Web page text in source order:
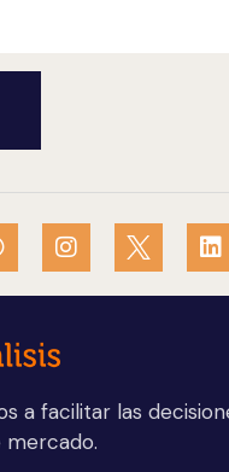
a facilitar las
mercado.